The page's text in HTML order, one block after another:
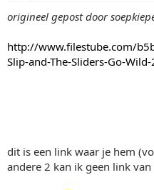
origineel gepost door
http://www.filestube.com/
Slip-and-The-Sliders-Go-
dit is een link waar je hem
andere 2 kan ik geen link van